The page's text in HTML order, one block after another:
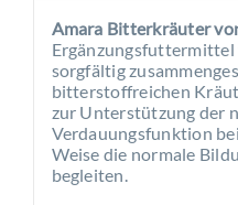
Amara Bitterkräuter
sorgfältig
bitterstoffreichen
zur Unterstützung der
Verdauungsfunktion
Weise die normale
begleiten.